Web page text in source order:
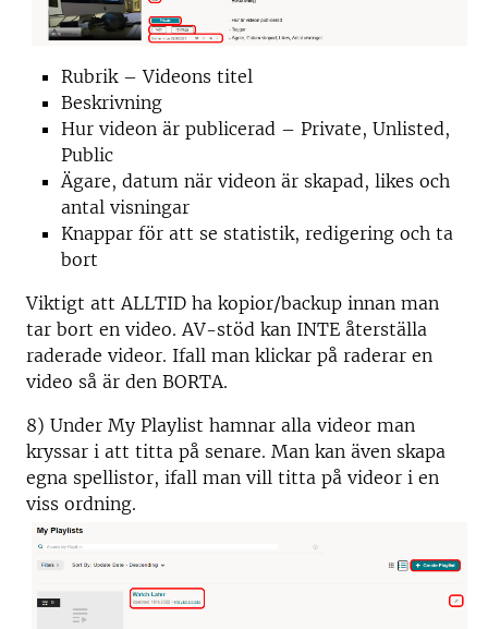
Rubrik – Videons titel
Beskrivning
Hur videon är publicerad – Private, Unlisted,
Public
Ägare, datum när videon är skapad, likes och
antal visningar
Knappar för att se statistik, redigering och ta
bort
Viktigt att ALLTID ha kopior/backup innan man
tar bort en video. AV-stöd kan INTE återställa
raderade videor. Ifall man klickar på raderar en
video så är den BORTA.
8) Under My Playlist hamnar alla videor man
kryssar i att titta på senare. Man kan även skapa
egna spellistor, ifall man vill titta på videor i en
viss ordning.